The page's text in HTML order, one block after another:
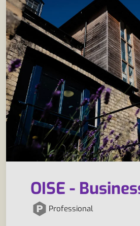
OISE -
Professional